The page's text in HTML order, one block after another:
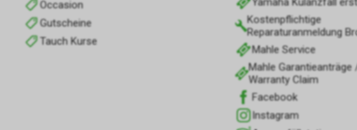
Occasion
Gutscheine
Tauch Kurse
Kostenpflichtige
Reparaturanmeldung
Mahle Service
Mahle Garantieanträge
Warranty Claim
Facebook
Instagram